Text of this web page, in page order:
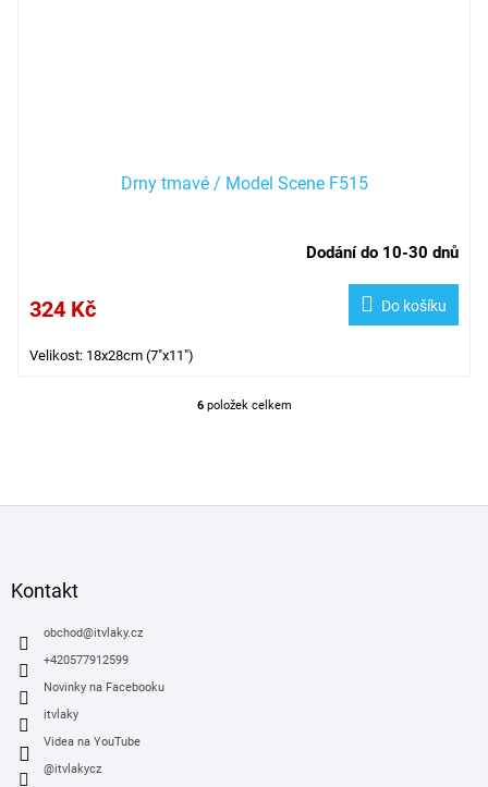
Drny tmavé / Model Scene F515
Dodání do 10-30 dnů
324 Kč Do košíku
Velikost: 18x28cm (7"x11")
O
6položek celkem
Kontakt
obchod@itvlaky.cz
+420577912599
Novinky na Facebooku
itvlaky
Videa na YouTube
@itvlakycz